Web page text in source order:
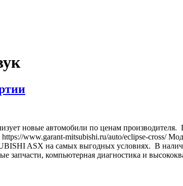
новые автомобили по ценам
www.garant-mitsubishi.ru/auto/eclipse-cross/
ASX на самых выгодных условиях. В
запчасти, компьютерная диагностика и